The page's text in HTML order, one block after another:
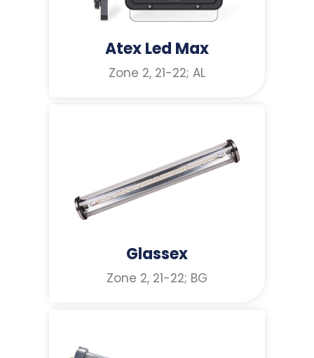
Atex Led Max
Zone 2, 21-22; AL
Glassex
Zone 2, 21-22; BG